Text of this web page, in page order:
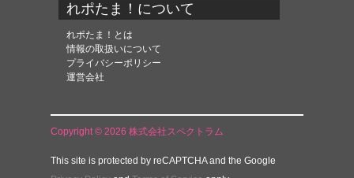
れポたま！について
れポたま！とは
情報の取扱いについて
プライバシーポリシー
運営会社
Copyright © 2026 株式会社スペクトラム
This site is protected by reCAPTCHA and the Google